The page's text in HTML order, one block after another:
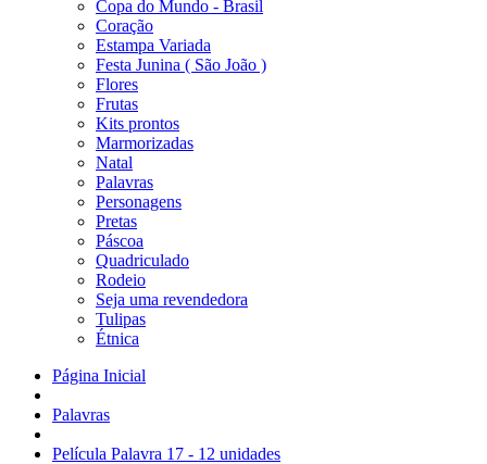
Copa do Mundo - Brasil
Coração
Estampa Variada
Festa Junina ( São João )
Flores
Frutas
Kits prontos
Marmorizadas
Natal
Palavras
Personagens
Pretas
Páscoa
Quadriculado
Rodeio
Seja uma revendedora
Tulipas
Étnica
Página Inicial
Palavras
Película Palavra 17 - 12 unidades